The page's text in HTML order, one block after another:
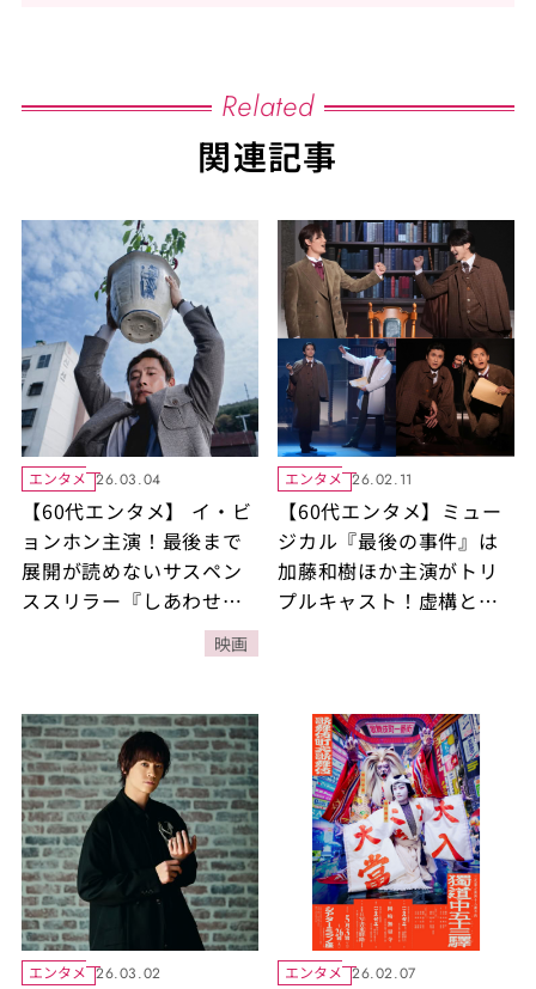
Related
関連記事
エンタメ 26.03.04
【60代エンタメ】 イ・ビ
ョンホン主演！最後まで
展開が読めないサスペン
ススリラー『しあわせな
映画
エンタメ 26.02.11
【60代エンタメ】ミュー
ジカル『最後の事件』は
加藤和樹ほか主演がトリ
プルキャスト！虚構と現
の2人が織りなす濃密な舞
台が好評上演中！
エンタメ 26.03.02 エンタメ 26.02.07